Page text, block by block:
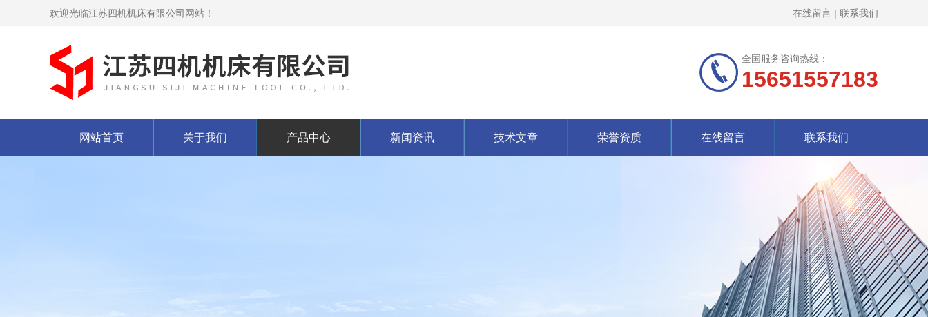
欢迎光临江苏四机机床有限公司网站！ 在线留言 | 联系我们
全国服务咨询热线：
15651557183
网站首页 关于我们 产品中心 新闻资讯 技术文章 荣誉资质 在线留言 联系我们